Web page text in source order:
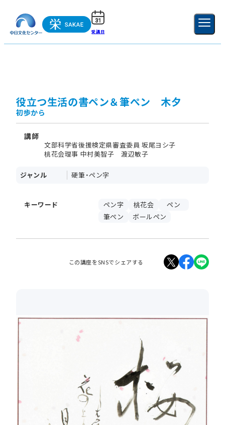
受講日 新規登録
役立つ生活の書ペン＆筆ぺン 木夕
初歩から
講師
文部科学省後援検定県審査委員 坂尾ヨシ子
桃花会理事 中村美智子 渡辺敏子
ジャンル 硬筆・ペン字
キーワード ペン字 桃花会
ペン
筆ぺン
ボールペン
この講座をSNSでシェアする